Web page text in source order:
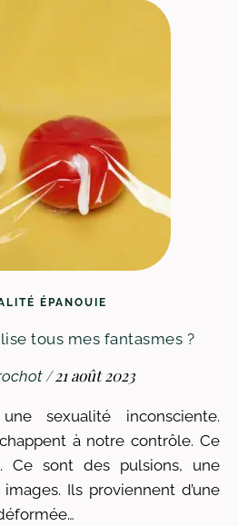
ÉPANOUIE
tous mes fantasmes ?
/ 21 août 2023
à notre contrôle. Ce
Ce sont des pulsions, une
Ils proviennent d’une